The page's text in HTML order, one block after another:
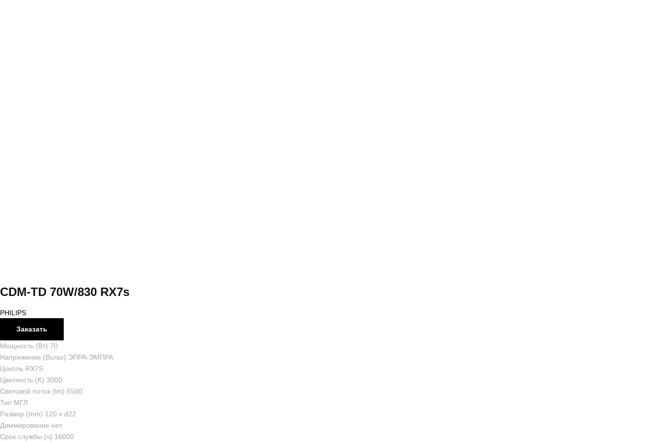
CDM-TD 70W/830 RX7s
PHILIPS
Заказать
Мощность (Вт) 70
Напряжение (Вольт) ЭПРА-ЭМПРА
Цоколь RX7S
Цветность (K) 3000
Световой поток (lm) 6500
Тип МГЛ
Размер (mm) 120 x d22
Диммирование нет
Срок службы (ч) 16000